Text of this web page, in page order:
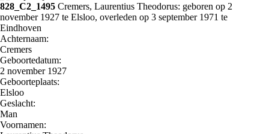
828_C2_1495 Cremers, Laurentius Theodorus: geboren op 2
november 1927 te Elsloo, overleden op 3 september 1971 te
Eindhoven
Achternaam:
Cremers
Geboortedatum:
2 november 1927
Geboorteplaats:
Elsloo
Geslacht:
Man
Voornamen: